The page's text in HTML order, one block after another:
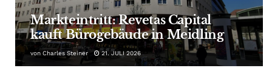
Markteintritt: Revetas Capital
kauft Bürogebäude in Meidling
von Charles Steiner 21. JULI 2026